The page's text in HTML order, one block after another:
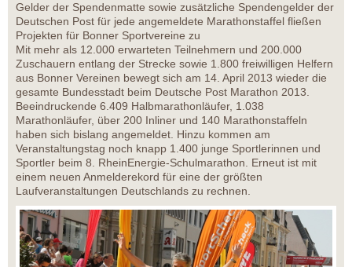
Gelder der Spendenmatte sowie zusätzliche Spendengelder der
Deutschen Post für jede angemeldete Marathonstaffel fließen
Projekten für Bonner Sportvereine zu
Mit mehr als 12.000 erwarteten Teilnehmern und 200.000
Zuschauern entlang der Strecke sowie 1.800 freiwilligen Helfern
aus Bonner Vereinen bewegt sich am 14. April 2013 wieder die
gesamte Bundesstadt beim Deutsche Post Marathon 2013.
Beeindruckende 6.409 Halbmarathonläufer, 1.038
Marathonläufer, über 200 Inliner und 140 Marathonstaffeln
haben sich bislang angemeldet. Hinzu kommen am
Veranstaltungstag noch knapp 1.400 junge Sportlerinnen und
Sportler beim 8. RheinEnergie-Schulmarathon. Erneut ist mit
einem neuen Anmelderekord für eine der größten
Laufveranstaltungen Deutschlands zu rechnen.